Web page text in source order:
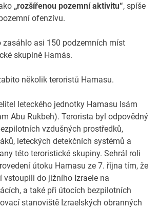
„rozšířenou pozemní aktivitu“, spíše
ofenzívu.
zasáhlo asi 150 podzemních míst
skupině Hamás.
několik teroristů Hamasu.
leteckého jednotky Hamasu Isám
Abu Rukbeh). Terorista byl odpovědný
vzdušných prostředků,
leteckých detekčních systémů a
této teroristické skupiny. Sehrál roli
útoku Hamasu ze 7. října tím, že
vstoupili do jižního Izraele na
a také při útocích bezpilotních
stanoviště Izraelských obranných